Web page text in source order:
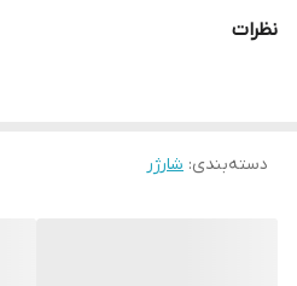
💥دارای سریال مشترک کلگی و کارتن کلگی
نظرات
دسته‌بندی: شارژر